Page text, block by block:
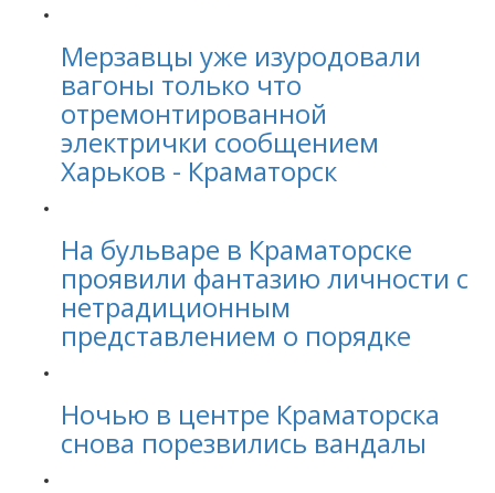
Мерзавцы уже изуродовали
вагоны только что
отремонтированной
электрички сообщением
Харьков - Краматорск
На бульваре в Краматорске
проявили фантазию личности с
нетрадиционным
представлением о порядке
Ночью в центре Краматорска
снова порезвились вандалы